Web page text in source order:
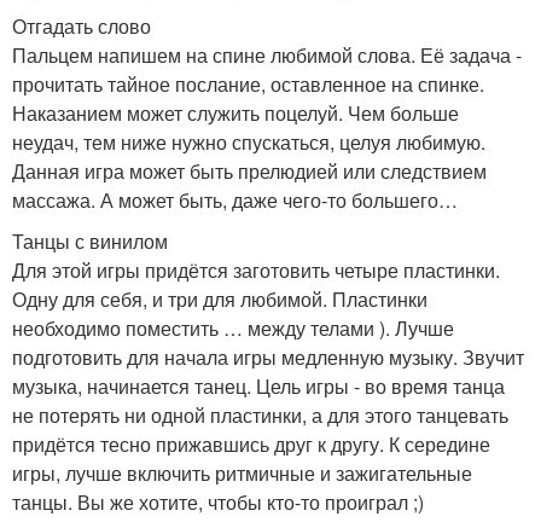
Отгадать слово
Пальцем напишем на спине любимой слова. Её задача -
прочитать тайное послание, оставленное на спинке.
Наказанием может служить поцелуй. Чем больше
неудач, тем ниже нужно спускаться, целуя любимую.
Данная игра может быть прелюдией или следствием
массажа. А может быть, даже чего-то большего…
Танцы с винилом
Для этой игры придётся заготовить четыре пластинки.
Одну для себя, и три для любимой. Пластинки
необходимо поместить … между телами ). Лучше
подготовить для начала игры медленную музыку. Звучит
музыка, начинается танец. Цель игры - во время танца
не потерять ни одной пластинки, а для этого танцевать
придётся тесно прижавшись друг к другу. К середине
игры, лучше включить ритмичные и зажигательные
танцы. Вы же хотите, чтобы кто-то проиграл ;)